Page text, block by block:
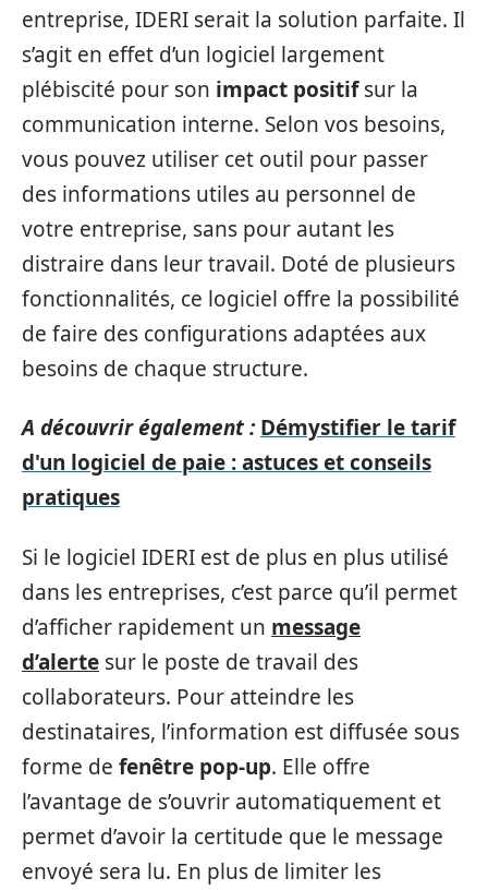
entreprise, IDERI serait la solution parfaite. Il
s’agit en effet d’un logiciel largement
plébiscité pour son impact positifsur la
communication interne. Selon vos besoins,
vous pouvez utiliser cet outil pour passer
des informations utiles au personnel de
votre entreprise, sans pour autant les
distraire dans leur travail. Doté de plusieurs
fonctionnalités, ce logiciel offre la possibilité
de faire des configurations adaptées aux
besoins de chaque structure.
A découvrir également : Démystifier le tarif
d'un logiciel de paie : astuces et conseils
pratiques
Si le logiciel IDERI est de plus en plus utilisé
dans les entreprises, c’est parce qu’il permet
d’afficher rapidement un message
d’alerte sur le poste de travail des
collaborateurs. Pour atteindre les
destinataires, l’information est diffusée sous
forme de fenêtre pop-up. Elle offre
l’avantage de s’ouvrir automatiquement et
permet d’avoir la certitude que le message
envoyé sera lu. En plus de limiter les